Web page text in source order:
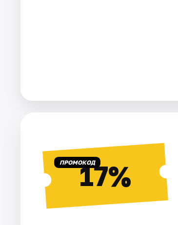
ПРОМОКОД17%